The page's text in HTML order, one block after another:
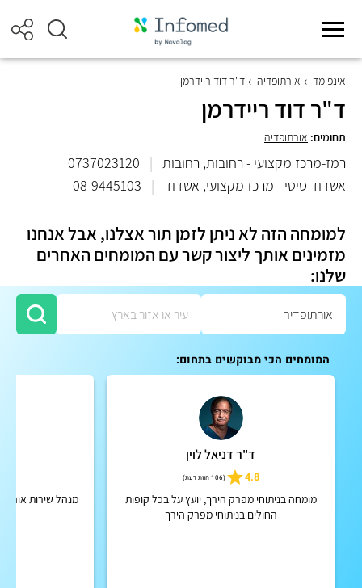
אינפומד אורתופדיה ד"ר דוד ריידרמן
ד"ר דוד ריידרמן
תחומים: אורתופדיה
רמז-מרכז מקצועי - רחובות, רחובות |
0737023120
אשדוד סיטי - מרכז מקצועי, אשדוד
|
08-9445103
למומחה הזה לא ניתן לזמן תור אצלנו, אבל אנחנו
מזמינים אותך ליצור קשר עם המומחים האחרים
שלנו:
המומחים הכי מבוקשים בתחום:
ד"ר דניאל לוין
4.8
(106 חוות דעת )
מומחה בניתוחי מפרק הירך, יועץ על בכל קופות
החולים בניתוחי מפרק הירך
מנהל שירות